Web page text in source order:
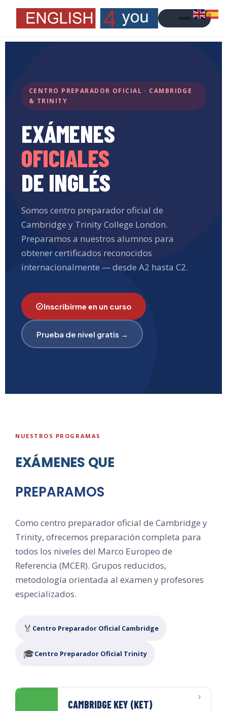
Nota:
web
accesibilidad.
CENTRO PREPARADOR OFICIAL · CAMBRIDGE
& TRINITY
EXÁMENES
OFICIALES
DE INGLÉS
Somos centro preparador oficial de
Cambridge y Trinity College London.
Preparamos a nuestros alumnos para
obtener certificados reconocidos
internacionalmente — desde A2 hasta C2.
Inscribirme en un curso
Prueba de nivel gratis →
NUESTROS PROGRAMAS
EXÁMENES QUE
PREPARAMOS
Como centro preparador oficial de Cambridge y
Trinity, ofrecemos preparación completa para
todos los niveles del Marco Europeo de
Referencia (MCER). Grupos reducidos,
metodología orientada al examen y profesores
especializados.
🏅 Centro Preparador Oficial Cambridge
🎓Centro Preparador Oficial Trinity
CAMBRIDGE KEY (KET)
›